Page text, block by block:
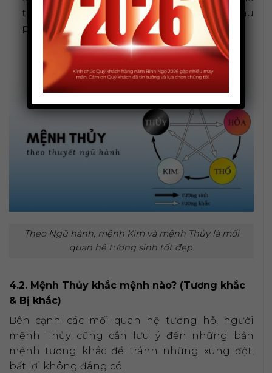
trợ, cộng hưởng năng lượng để cùng nhau
phát triển, tạo nên sức mạnh to lớn.
Theo Ngũ hành, mệnh Kim và mệnh Thủy là mối
quan hệ tương sinh tốt đẹp.
4.2. Mệnh Thủy khắc mệnh nào? (Tương khắc
& Bị khắc)
Bên cạnh các mối quan hệ tương hỗ, người
mệnh Thủy cũng cần lưu ý đến những bản
mệnh tương khắc để tránh những xung đột,
bất lợi không đáng có.